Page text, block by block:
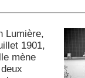
Lumière,
1901,
mène